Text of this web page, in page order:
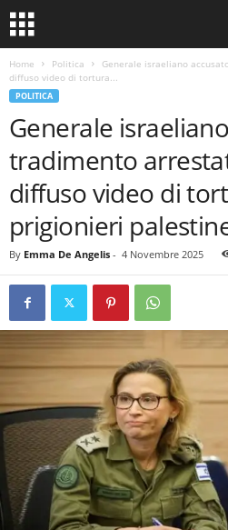
Home Politica
Generale israeliano
diffuso video di tortura...
POLITICA
Generale
tradimento
diffuso video di
prigionieri
By Emma De Angelis - 4 Novembre 2025